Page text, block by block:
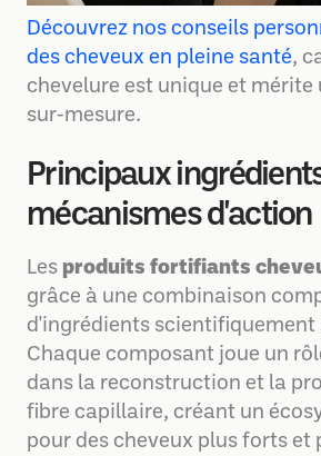
Découvrez nos conseils
des cheveux en pleine santé,
chevelure est unique et mérite
sur-mesure.
Principaux
mécanismes d'action
Les produits fortifiants
grâce à une combinaison
d'ingrédients scientifiquement
Chaque composant joue un
dans la reconstruction et la
fibre capillaire, créant un
pour des cheveux plus forts et